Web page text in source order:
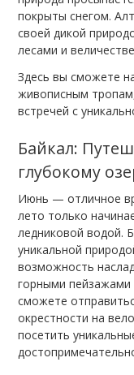
покрыты снегом.
своей дикой
лесами и
Здесь вы сможете
живописным
встречей с
Байкал:
глубокому
Июнь — отличное
лето только
ледниковой водой.
уникальной
возможность
горными пейзажами
сможете
окрестности на
посетить